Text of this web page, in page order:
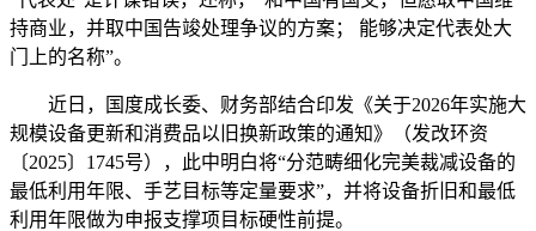
持商业，并取中国告竣处理争议的方案； 能够决定代表处大
门上的名称”。
近日，国度成长委、财务部结合印发《关于2026年实施大
规模设备更新和消费品以旧换新政策的通知》（发改环资
〔2025〕1745号），此中明白将“分范畴细化完美裁减设备的
最低利用年限、手艺目标等定量要求”，并将设备折旧和最低
利用年限做为申报支撑项目标硬性前提。